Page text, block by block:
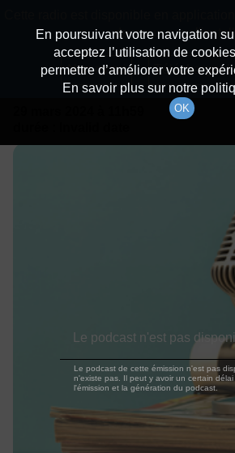
Détails De L'émission
En poursuivant votre navigation
acceptez l’utilisation de
permettre d’améliorer votre
En savoir plus sur notre
OK
dessous pour
Non merci Télécharger
Le podcast n'est pas
Le podcast de cette émission n'est pas
n'existe pas. Il peut y avoir un certain
l'émission et la génération du podcast.